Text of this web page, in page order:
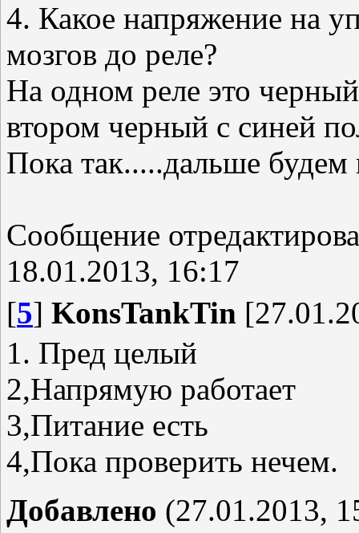
4. Какое напряжение на
мозгов до реле?
На одном реле это
втором черный с синей
Пока так.....дальше будем
Сообщение
18.01.2013, 16:17
[5] KonsTankTin
1. Пред целый
2,Напрямую работает
3,Питание есть
4,Пока проверить нечем.
Добавлено (27.01.2013,